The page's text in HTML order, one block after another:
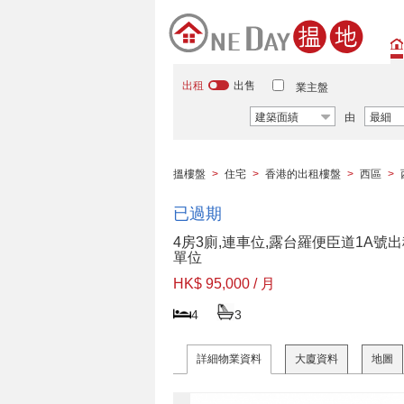
出租 出售 業主盤
建築面績 由 最細
搵樓盤 > 住宅 > 香港的出租樓盤 > 西區 >
已過期
4房3廁,連車位,露台羅便臣道1A號
單位
HK$ 95,000 / 月
4 3
詳細物業資料 大廈資料 地圖